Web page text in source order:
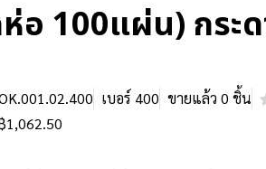
อ 100แผ่น) กระ
เบอร์ 400 ขายแล้ว 0 ชิ้น
1,062.50